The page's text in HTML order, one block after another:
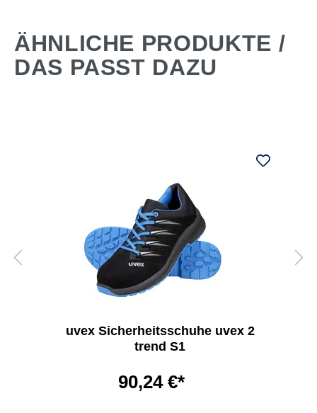
ÄHNLICHE PRODUKTE /
DAS PASST DAZU
uvex Sicherheitsschuhe uvex 2
trend S1
90,24 €*